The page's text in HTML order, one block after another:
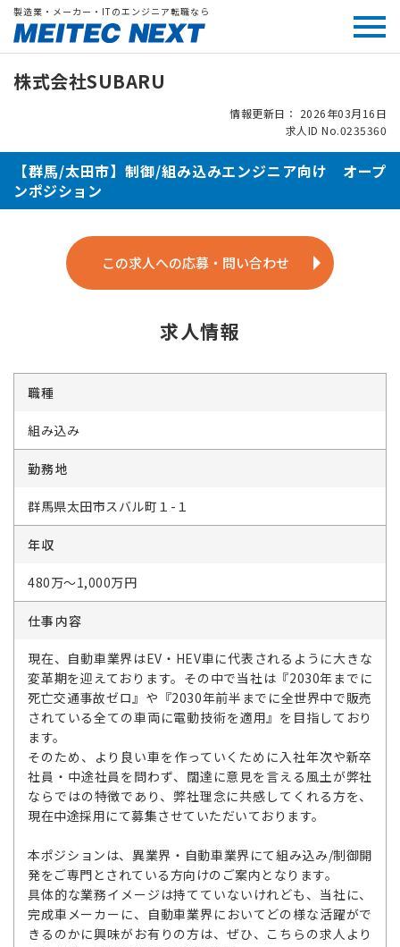
製造業・メーカー・ITのエンジニア転職なら
株式会社SUBARU
情報更新日： 2026年03月16日
求人ID No.0235360
【群馬/太田市】制御/組み込みエンジニア向け オープ
ンポジション
この求人への応募・問い合わせ
求人情報
職種
組み込み
勤務地
群馬県太田市スバル町１-１
年収
480万～1,000万円
仕事内容
現在、自動車業界はEV・HEV車に代表されるように大きな
変革期を迎えております。その中で当社は『2030年までに
死亡交通事故ゼロ』や『2030年前半までに全世界中で販売
されている全ての車両に電動技術を適用』を目指しており
ます。
そのため、より良い車を作っていくために入社年次や新卒
社員・中途社員を問わず、闊達に意見を言える風土が弊社
ならではの特徴であり、弊社理念に共感してくれる方を、
現在中途採用にて募集させていただいております。
本ポジションは、異業界・自動車業界にて組み込み/制御開
発をご専門とされている方向けのご案内となります。
具体的な業務イメージは持てていないけれども、当社に、
完成車メーカーに、自動車業界においてどの様な活躍がで
きるのかに興味がお有りの方は、ぜひ、こちらの求人より